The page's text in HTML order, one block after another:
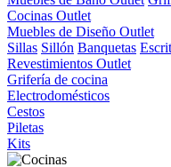
Cocinas Outlet
Muebles de Diseño Outlet
Sillas Sillón Banquetas
Revestimientos Outlet
Grifería de cocina
Electrodomésticos
Cestos
Piletas
Kits